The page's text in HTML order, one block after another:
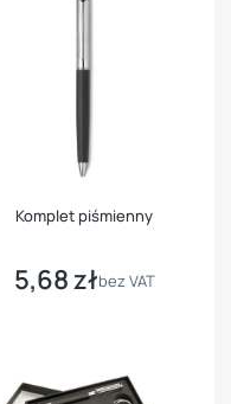
Komplet piśmienny
Cena
5,68 złbez VAT